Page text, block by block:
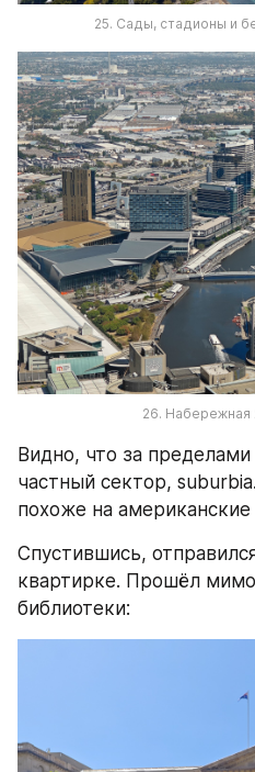
25. Сады, стадионы и
26.
Видно, что за
частный сектор,
похоже на американские
Спустившись,
квартирке. Прошёл
библиотеки: